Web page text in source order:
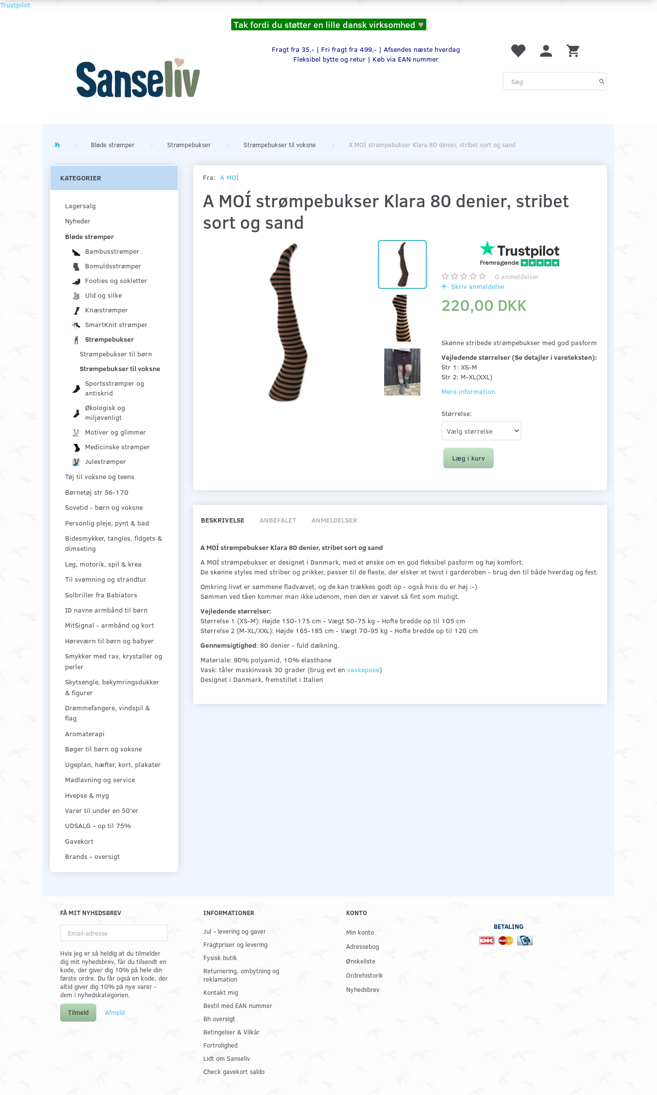
Trustpilot
Tak fordi du støtter en lille dansk virksomhed ♥
Fragt fra 35,- | Fri fragt fra 499,- | Afsendes næste hverdag
Fleksibel bytte og retur | Køb via EAN nummer
Bløde strømper Strømpebukser Strømpebukser til voksne A MOÍ strømpebukser Klara 80 denier, stribet sort og sand
KATEGORIER
Lagersalg
Nyheder
Bløde strømper
Bambusstrømper
Bomuldsstrømper
Footies og sokletter
Uld og silke
Knæstrømper
SmartKnit strømper
Strømpebukser
Strømpebukser til børn
Strømpebukser til voksne
Sportsstrømper og
antiskrid
Økologisk og
miljøvenligt
Motiver og glimmer
Medicinske strømper
Julestrømper
Tøj til voksne og teens
Børnetøj str 56-170
Sovetid - børn og voksne
Personlig pleje, pynt & bad
Bidesmykker, tangles, fidgets &
dimseting
Leg, motorik, spil & krea
Til svømning og strandtur
Solbriller fra Babiators
ID navne armbånd til børn
MitSignal - armbånd og kort
Høreværn til børn og babyer
Smykker med rav, krystaller og
perler
Skytsengle, bekymringsdukker
& figurer
Drømmefangere, vindspil &
flag
Aromaterapi
Bøger til børn og voksne
Ugeplan, hæfter, kort, plakater
Madlavning og service
Hvepse & myg
Varer til under en 50'er
UDSALG - op til 75%
Gavekort
Brands - oversigt
Fra: A MOÍ
A MOÍ strømpebukser Klara 80 denier, stribet
sort og sand
0 anmeldelser
Skriv anmeldelse
220,00 DKK
Skønne stribede strømpebukser med god pasform
Vejledende størrelser (Se detajler i vareteksten):
Str 1: XS-M
Str 2: M-XL(XXL)
Mere information
Størrelse:
Læg i kurv
BESKRIVELSE ANBEFALET ANMELDELSER
A MOÍ strømpebukser Klara 80 denier, stribet sort og sand
A MOÍ strømpebukser er designet i Danmark, med et ønske om en god fleksibel pasform og høj komfort.
De skønne styles med striber og prikker, passer til de fleste, der elsker et twist i garderoben - brug den til både hverdag og fest.
Omkring livet er sømmene fladvævet, og de kan trækkes godt op - også hvis du er høj :-)
Sømmen ved tåen kommer man ikke udenom, men den er vævet så fint som muligt.
Vejledende størrelser:
Størrelse 1 (XS-M): Højde 150-175 cm - Vægt 50-75 kg - Hofte bredde op til 105 cm
Størrelse 2 (M-XL/XXL): Højde 165-185 cm - Vægt 70-95 kg - Hofte bredde op til 120 cm
Gennemsigtighed: 80 denier - fuld dækning.
Materiale: 90% polyamid, 10% elasthane
Vask: tåler maskinvask 30 grader (brug evt en vaskepose)
Designet i Danmark, fremstillet i Italien
FÅ MIT NYHEDSBREV
adresse
Hvis jeg er så heldig at du tilmelder
dig mit nyhedsbrev, får du tilsendt en
kode, der giver dig 10% på hele din
første ordre. Du får også en kode, der
altid giver dig 10% på nye varer -
dem i nyhedskategorien.
Tilmeld Afmeld
INFORMATIONER
Jul - levering og gaver
Fragtpriser og levering
Fysisk butik
Returnering, ombytning og
reklamation
Kontakt mig
Bestil med EAN nummer
Bh oversigt
Betingelser & Vilkår
Fortrolighed
Lidt om Sanseliv
Check gavekort saldo
KONTO
Min konto
Adressebog
Ønskeliste
Ordrehistorik
Nyhedsbrev
BETALING